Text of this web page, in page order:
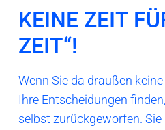
KEINE ZEIT
ZEIT“!
Wenn Sie da draußen
Ihre Entscheidungen
selbst zurückgeworfen.